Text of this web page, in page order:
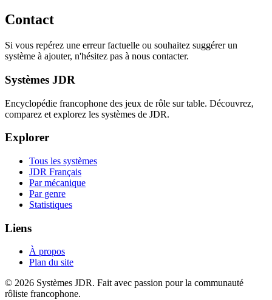
Contact
Si vous repérez une erreur factuelle ou souhaitez suggérer un
système à ajouter, n'hésitez pas à nous contacter.
Systèmes JDR
Encyclopédie francophone des jeux de rôle sur table. Découvrez,
comparez et explorez les systèmes de JDR.
Explorer
Tous les systèmes
JDR Français
Par mécanique
Par genre
Statistiques
Liens
À propos
Plan du site
© 2026 Systèmes JDR. Fait avec passion pour la communauté
rôliste francophone.